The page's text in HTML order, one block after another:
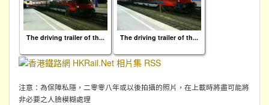
The driving trailer of th... The driving trailer of th...
注意：為保障私隱，二零零八年或以後拍攝的照片，在上載時將盡可能將
非必要之人臉模糊處理